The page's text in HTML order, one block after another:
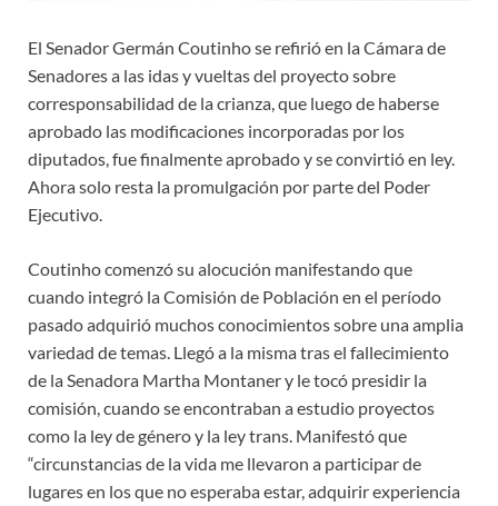
El Senador Germán Coutinho se refirió en la Cámara de
Senadores a las idas y vueltas del proyecto sobre
corresponsabilidad de la crianza, que luego de haberse
aprobado las modificaciones incorporadas por los
diputados, fue finalmente aprobado y se convirtió en ley.
Ahora solo resta la promulgación por parte del Poder
Ejecutivo.
Coutinho comenzó su alocución manifestando que
cuando integró la Comisión de Población en el período
pasado adquirió muchos conocimientos sobre una amplia
variedad de temas. Llegó a la misma tras el fallecimiento
de la Senadora Martha Montaner y le tocó presidir la
comisión, cuando se encontraban a estudio proyectos
como la ley de género y la ley trans. Manifestó que
“circunstancias de la vida me llevaron a participar de
lugares en los que no esperaba estar, adquirir experiencia